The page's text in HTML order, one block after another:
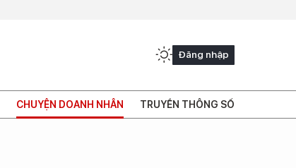
Đăng nhập
CHUYỆN DOANH NHÂN TRUYỀN THÔNG SỐ